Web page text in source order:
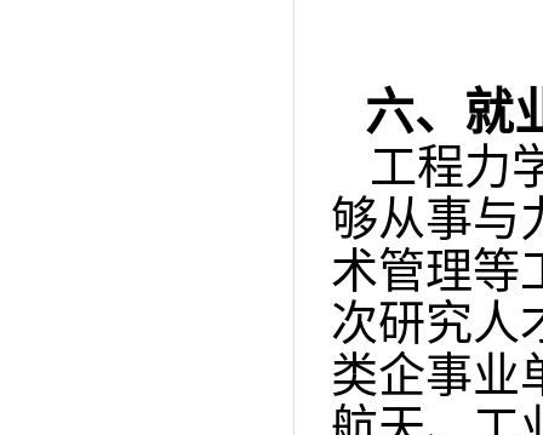
六、就
工程力
够从事与
术管理等
次研究人
类企事业